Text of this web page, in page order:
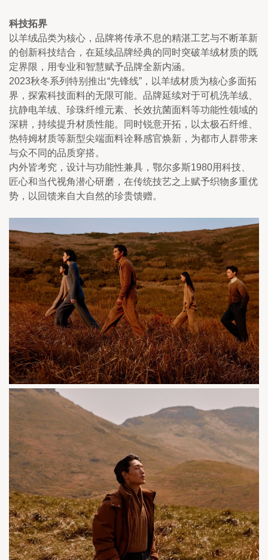
科技拓界
以羊绒品类为核心，品牌将传承不息的精湛工艺与不断革新
的创新科技结合，在延续品牌经典的同时突破羊绒材质的既
定界限，用专业和智慧赋予品牌全新内涵。
2023秋冬系列特别推出“先锋线”，以羊绒材质为核心多面拓
界，探索科技面料的无限可能。品牌延续对于可机洗羊绒、
抗静电羊绒、珍珠纤维元素、长效抗菌面料等功能性领域的
深耕，持续提升材质性能。同时锐意开拓，以太极石纤维、
热特姆材质等新型尖端面料诠释感官焕新，为都市人群带来
与众不同的品质穿搭。
内外皆考究，设计与功能性兼具，鄂尔多斯1980用科技、
匠心和当代视角潜心研磨，在传统技艺之上赋予织物多重优
势，以回馈来自大自然的珍贵馈赠。